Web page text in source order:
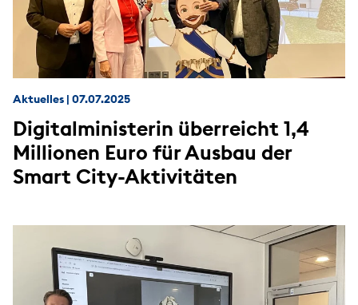
Aktuelles | 07.07.2025
Digitalministerin überreicht 1,4
Millionen Euro für Ausbau der
Smart City-Aktivitäten